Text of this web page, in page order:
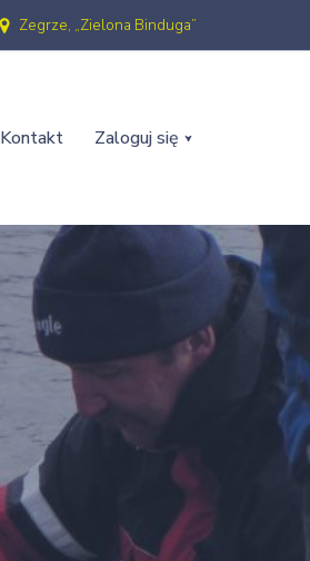
Zegrze, „Zielona Binduga”
Kontakt Zaloguj się